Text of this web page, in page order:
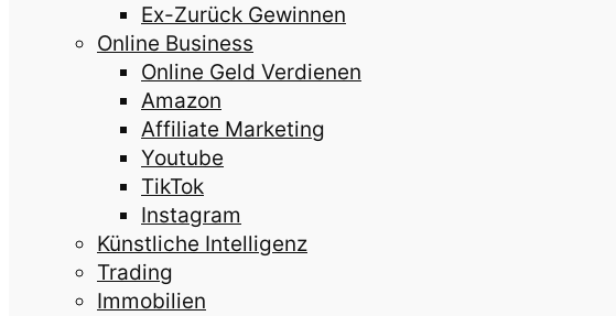
Ex-Zurück Gewinnen
Online Business
Online Geld Verdienen
Amazon
Affiliate Marketing
Youtube
TikTok
Instagram
Künstliche Intelligenz
Trading
Immobilien